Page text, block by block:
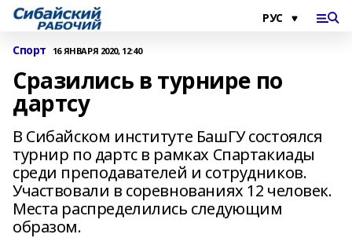
Спорт 16 ЯНВАРЯ 2020, 12:40
Сразились в турнире по
дартсу
В Сибайском институте БашГУ состоялся
турнир по дартс в рамках Спартакиады
среди преподавателей и сотрудников.
Участвовали в соревнованиях 12 человек.
Места распределились следующим
образом.